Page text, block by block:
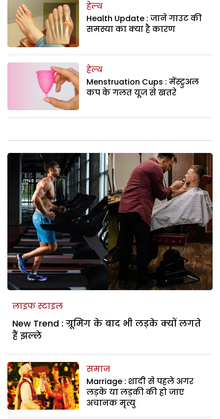
हेल्थ
Health Update : जाने गाउट की
समस्या का क्या है कारण
हेल्थ
Menstruation Cups : मेंस्ट्रुअल
कप के गलत यूज से खतरे
लाइफ स्टाइल
New Trend : ग्रूमिंग के बाद भी लड़के क्यों लगते
हैं झल्ले
समाज
Marriage : शादी से पहले अगर
लड़के या लड़की की हो जाए
अचानक मृत्यु